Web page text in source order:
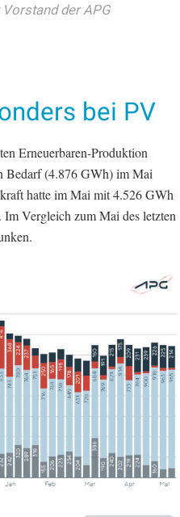
der APG
bei PV
Erneuerbaren-Produktion
Bedarf (4.876 GWh) im Mai
hatte im Mai mit 4.526 GWh
Vergleich zum Mai des letzten